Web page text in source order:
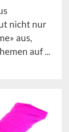
nicht nur
aus,
auf ...